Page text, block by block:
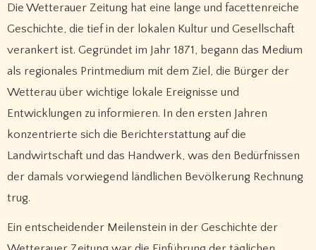
Die Wetterauer Zeitung hat eine lange und facettenreiche
Geschichte, die tief in der lokalen Kultur und Gesellschaft
verankert ist. Gegründet im Jahr 1871, begann das Medium
als regionales Printmedium mit dem Ziel, die Bürger der
Wetterau über wichtige lokale Ereignisse und
Entwicklungen zu informieren. In den ersten Jahren
konzentrierte sich die Berichterstattung auf die
Landwirtschaft und das Handwerk, was den Bedürfnissen
der damals vorwiegend ländlichen Bevölkerung Rechnung
trug.
Ein entscheidender Meilenstein in der Geschichte der